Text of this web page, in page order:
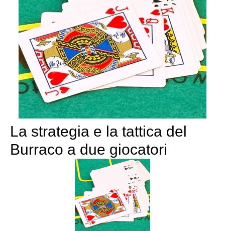
La strategia e la tattica del
Burraco a due giocatori